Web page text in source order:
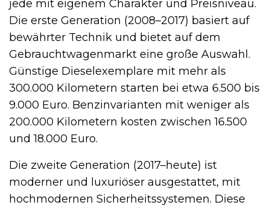
jede mit eigenem Charakter und Preisniveau.
Die erste Generation (2008–2017) basiert auf
bewährter Technik und bietet auf dem
Gebrauchtwagenmarkt eine große Auswahl.
Günstige Dieselexemplare mit mehr als
300.000 Kilometern starten bei etwa 6.500 bis
9.000 Euro. Benzinvarianten mit weniger als
200.000 Kilometern kosten zwischen 16.500
und 18.000 Euro.
Die zweite Generation (2017–heute) ist
moderner und luxuriöser ausgestattet, mit
hochmodernen Sicherheitssystemen. Diese